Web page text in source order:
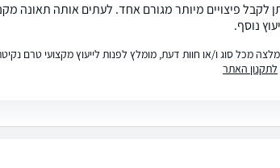
לקבל פיצויים מיותר מגורם אחד. לעתים אותה תאונה
נוסף.
מכל סוג ו/או חוות דעת, מומלץ לפנות לייעוץ מקצועי טרם
לתקנון האתר